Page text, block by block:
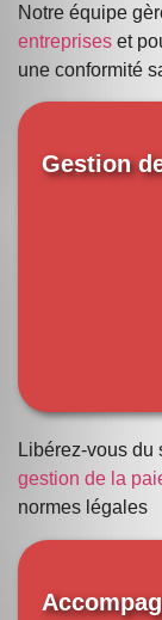
Notre équipe
entreprises et
une conformité
Gestion
Libérez-vous du
gestion de la
normes légales